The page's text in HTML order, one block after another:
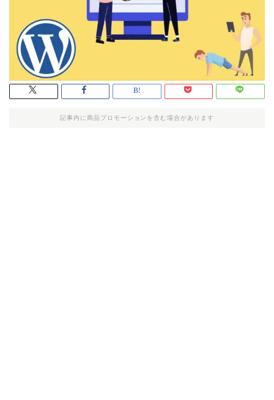
記事内に商品プロモーションを含む場合があります